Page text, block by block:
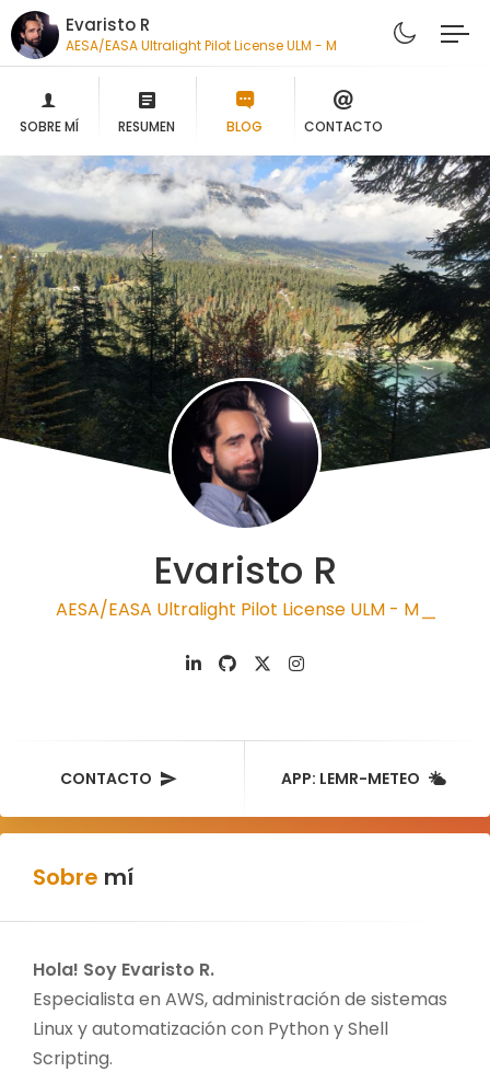
Evaristo R
AESA/EASA Ultralight Pilot License ULM - MAF
SOBRE MÍ RESUMEN BLOG CONTACTO
Evaristo R
AESA/EASA Ultralight Pilot License ULM - MAF |
CONTACTO APP: LEMR-METEO
Sobre mí
Hola! Soy Evaristo R.
Especialista en AWS, administración de sistemas
Linux y automatización con Python y Shell
Scripting.